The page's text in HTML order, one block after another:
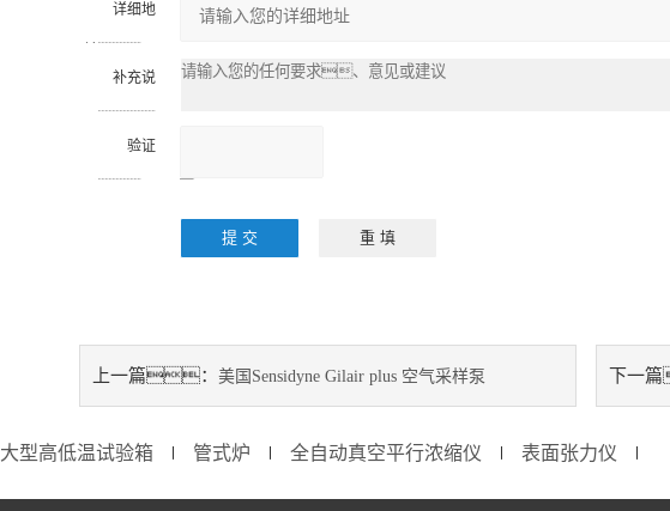
详细地
补充说
验证
请输入计算结果
（填写阿拉伯数
上一篇： 美国Sensidyne Gilair plus 空气采样泵 下一
大型高低温试验箱 管式炉 全自动真空平行浓缩仪 表面张力仪